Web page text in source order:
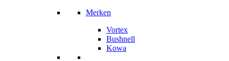
Merken
Vortex
Bushnell
Kowa